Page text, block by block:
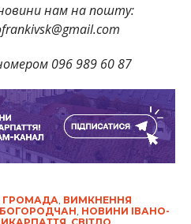
нам на пошту:
096 989 60 87
ГРОМАДА ВИМКНЕННЯ
НОВИНИ ІВАНО-